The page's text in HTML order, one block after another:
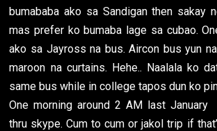
bumababa ako sa Sandigan then sakay
mas prefer ko bumaba lage sa cubao.
ako sa Jayross na bus. Aircon bus yun
maroon na curtains. Hehe.. Naalala ko
same bus while in college tapos dun ko
One morning around 2 AM last January
thru skype. Cum to cum or jakol trip if